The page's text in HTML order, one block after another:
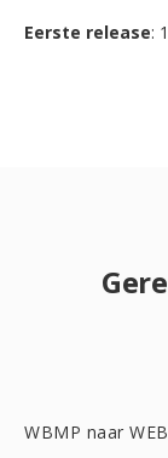
Eerste release:
WBMP naar